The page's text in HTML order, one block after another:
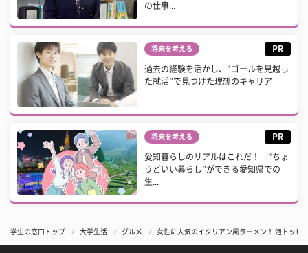
の仕事...
将来を考える PR
過去の経験を活かし、“ゴールを見越し
た就活”で見つけた理想のキャリア
将来を考える PR
愛知暮らしのリアルはこれだ！ “ちょ
うどいい暮らし”ができる愛知県での
生...
学生の窓口トップ 大学生活 グルメ 女性に人気のイタリアン風ラーメン！ 泡トッ